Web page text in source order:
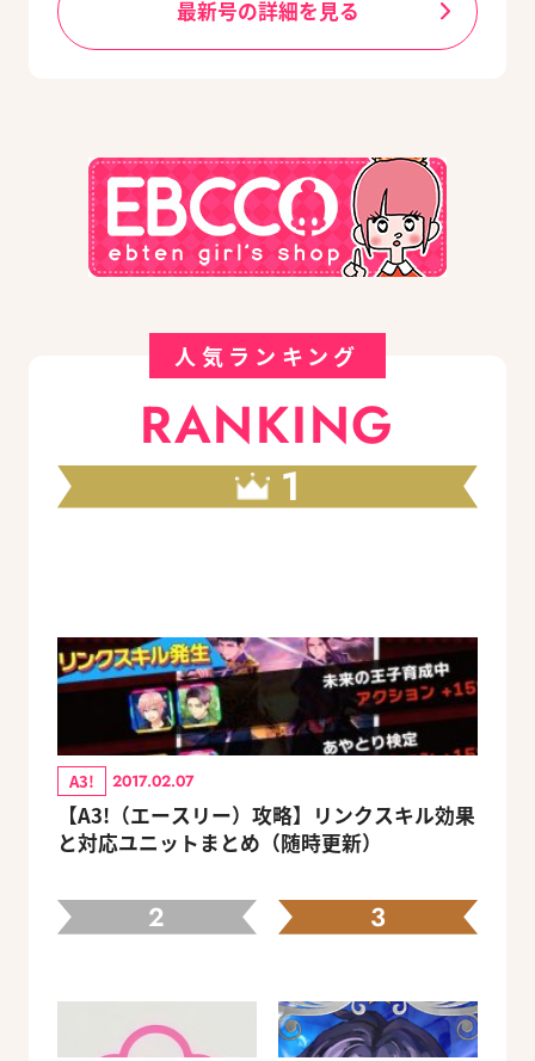
最新号の詳細を見る
人気ランキング
RANKING
1
A3! 2017.02.07
【A3!（エースリー）攻略】リンクスキル効果
と対応ユニットまとめ（随時更新）
2 3